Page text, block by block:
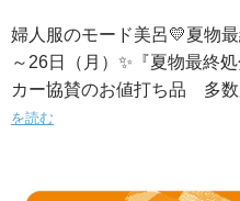
婦人服のモード美呂💛夏物最
～26日（月）✨『夏物最終
カー協賛のお値打ち品 多
を読む